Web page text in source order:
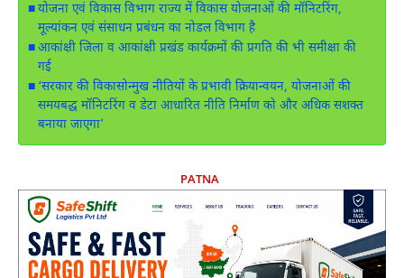
योजना एवं विकास विभाग राज्य में विकास योजनाओं की मॉनिटरिंग,
मूल्यांकन एवं संसाधन प्रबंधन का नोडल विभाग है
आकांक्षी जिला व आकांक्षी प्रखंड कार्यक्रमों की प्रगति की भी समीक्षा की
गई
‘सरकार की विकासोन्मुख नीतियों के प्रभावी क्रियान्वयन, योजनाओं की
समयबद्ध मॉनिटरिंग व डेटा आधारित नीति निर्माण को और अधिक सशक्त
बनाया जाएगा’
PATNA